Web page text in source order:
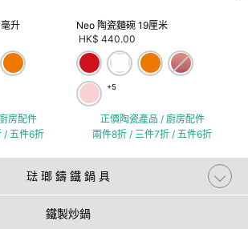
升
房配件
/ 五件6折
Neo 陶瓷麵碗 19厘米
HK$ 440.00
+5
正價陶瓷產品 / 廚房配件
兩件8折 / 三件7折 / 五件6折
琺 瑯 鑄 鐵 鍋 具
鐵製炒鍋